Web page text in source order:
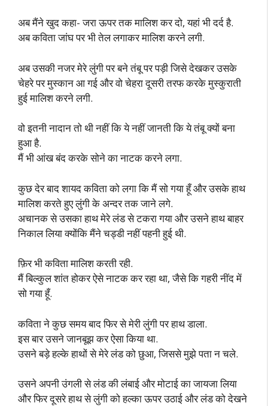
अब मैंने खुद कहा- जरा ऊपर तक मालिश कर दो, यहां भी दर्द है.
अब कविता जांघ पर भी तेल लगाकर मालिश करने लगी.
अब उसकी नजर मेरे लुंगी पर बने तंबू पर पड़ी जिसे देखकर उसके
चेहरे पर मुस्कान आ गई और वो चेहरा दूसरी तरफ करके मुस्कुराती
हुई मालिश करने लगी.
वो इतनी नादान तो थी नहीं कि ये नहीं जानती कि ये तंबू क्यों बना
हुआ है.
मैं भी आंख बंद करके सोने का नाटक करने लगा.
कुछ देर बाद शायद कविता को लगा कि मैं सो गया हूँ और उसके हाथ
मालिश करते हुए लुंगी के अन्दर तक जाने लगे.
अचानक से उसका हाथ मेरे लंड से टकरा गया और उसने हाथ बाहर
निकाल लिया क्योंकि मैंने चड्डी नहीं पहनी हुई थी.
फ़िर भी कविता मालिश करती रही.
मैं बिल्कुल शांत होकर ऐसे नाटक कर रहा था, जैसे कि गहरी नींद में
सो गया हूँ.
कविता ने कुछ समय बाद फिर से मेरी लुंगी पर हाथ डाला.
इस बार उसने जानबूझ कर ऐसा किया था.
उसने बड़े हल्के हाथों से मेरे लंड को छुआ, जिससे मुझे पता न चले.
उसने अपनी उंगली से लंड की लंबाई और मोटाई का जायजा लिया
और फिर दूसरे हाथ से लुंगी को हल्का ऊपर उठाई और लंड को देखने